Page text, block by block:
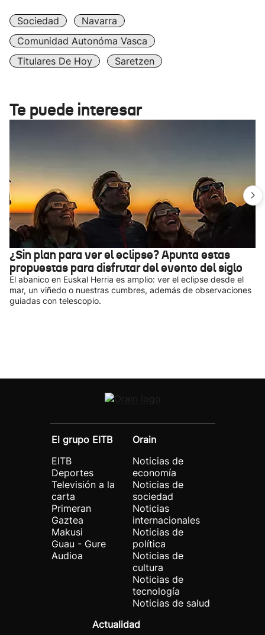
Sociedad
Navarra
Comunidad Autonóma Vasca
Titulares De Hoy
Saretzen
Te puede interesar
¿Sin plan para ver el eclipse? Apunta estas
propuestas para disfrutar del evento del siglo
El abanico en Euskal Herria es amplio: ver el eclipse desde el
mar, un viñedo o nuestras cumbres, además de observaciones
guiadas con telescopio.
El grupo EITB
EITB
Deportes
Televisión a la
carta
Primeran
Gaztea
Makusi
Guau - Gure
Audioa
Orain
Noticias de
economía
Noticias de
sociedad
Noticias
internacionales
Noticias de
política
Noticias de
cultura
Noticias de
tecnología
Noticias de salud
Actualidad